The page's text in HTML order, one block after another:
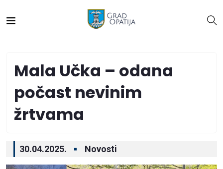
Mala Učka – odana
počast nevinim
žrtvama
30.04.2025. Novosti